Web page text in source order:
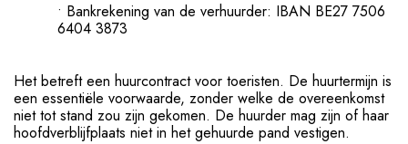
• Bankrekening van de verhuurder: IBAN BE27 7506
6404 3873
Het betreft een huurcontract voor toeristen. De huurtermijn is
een essentiële voorwaarde, zonder welke de overeenkomst
niet tot stand zou zijn gekomen. De huurder mag zijn of haar
hoofdverblijfplaats niet in het gehuurde pand vestigen.